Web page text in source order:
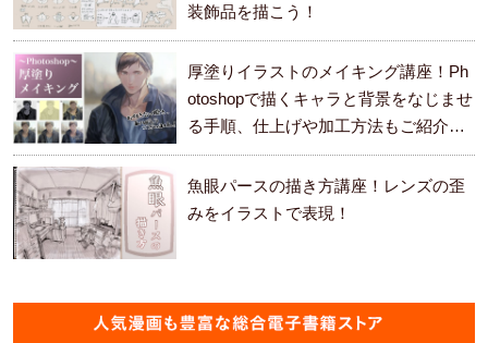
装飾品を描こう！
厚塗りイラストのメイキング講座！Ph
otoshopで描くキャラと背景をなじませ
る手順、仕上げや加工方法もご紹介し
ます。
魚眼パースの描き方講座！レンズの歪
みをイラストで表現！